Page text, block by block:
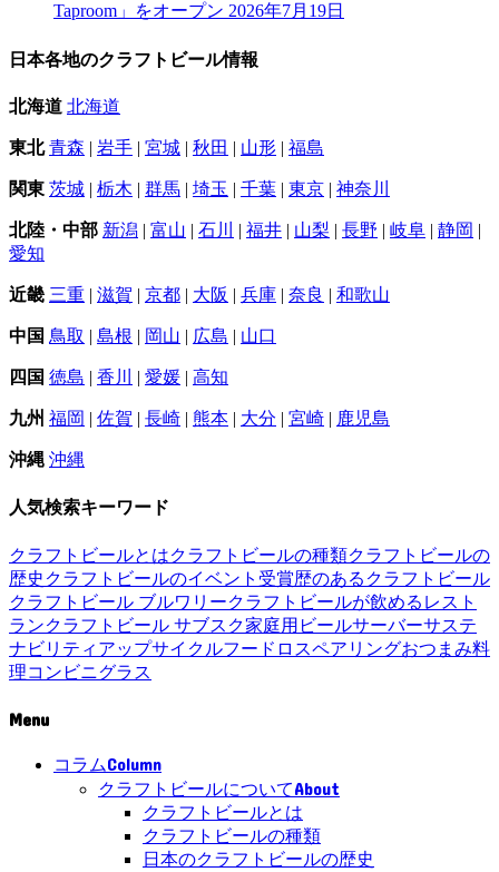
Taproom」をオープン 2026年7月19日
日本各地のクラフトビール情報
北海道 北海道
東北 青森 | 岩手 | 宮城 | 秋田 | 山形 | 福島
関東 茨城 | 栃木 | 群馬 | 埼玉 | 千葉 | 東京 | 神奈川
北陸・中部 新潟 | 富山 | 石川 | 福井 | 山梨 | 長野 | 岐阜 | 静岡 |
愛知
近畿 三重 | 滋賀 | 京都 | 大阪 | 兵庫 | 奈良 | 和歌山
中国 鳥取 | 島根 | 岡山 | 広島 | 山口
四国 徳島 | 香川 | 愛媛 | 高知
九州 福岡 | 佐賀 | 長崎 | 熊本 | 大分 | 宮崎 | 鹿児島
沖縄 沖縄
人気検索キーワード
クラフトビールとはクラフトビールの種類クラフトビールの
歴史 クラフトビールのイベント 受賞歴のあるクラフトビール
クラフトビール ブルワリークラフトビールが飲めるレスト
ランクラフトビール サブスク家庭用ビールサーバーサステ
ナビリティ アップサイクルフードロスペアリングおつまみ料
理コンビニグラス
Menu
コラムColumn
クラフトビールについてAbout
クラフトビールとは
クラフトビールの種類
日本のクラフトビールの歴史